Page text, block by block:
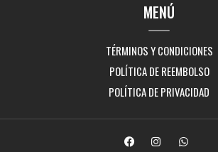
MENÚ
TÉRMINOS Y CONDICIONES
POLÍTICA DE REEMBOLSO
POLÍTICA DE PRIVACIDAD